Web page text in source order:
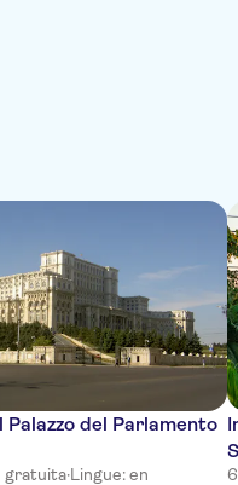
del Parlamento
gratuita·Lingue: en